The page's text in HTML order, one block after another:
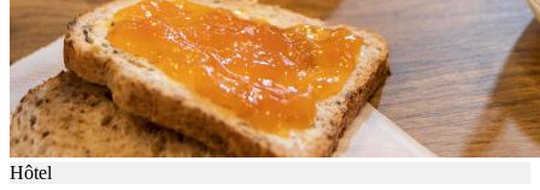
Hôtel